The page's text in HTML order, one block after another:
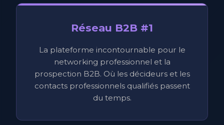
Réseau B2B #1
La plateforme incontournable pour le
networking professionnel et la
prospection B2B. Où les décideurs et les
contacts professionnels qualifiés passent
du temps.